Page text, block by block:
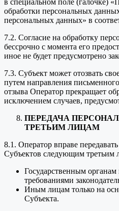
в специальном поле (галочке)
обработки персональных
персональных данных» в
7.2. Согласие на обработку
бессрочно с момента его
иное не будет предусмотрено
7.3. Субъект может отозвать
путем направления
отзыва Оператор прекращает
исключением случаев,
ПЕРЕДАЧА
ТРЕТЬИМ ЛИЦАМ
8.1. Оператор вправе
Субъектов следующим третьим
Государственным органам
требованиями
Иным лицам только на
Субъекта.